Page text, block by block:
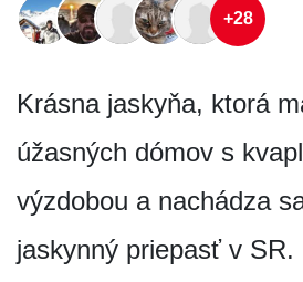
+28
Krásna jaskyňa, ktorá
úžasných dómov s
výzdobou a nachádza
jaskynný priepasť v SR.